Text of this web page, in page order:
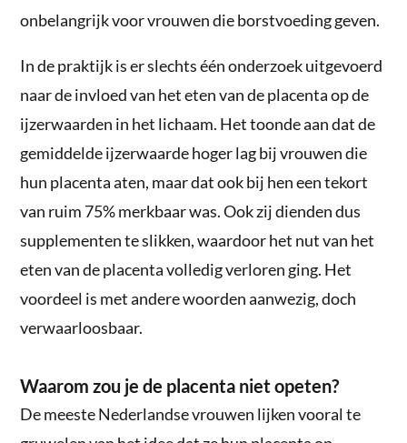
onbelangrijk voor vrouwen die borstvoeding geven.
In de praktijk is er slechts één onderzoek uitgevoerd
naar de invloed van het eten van de placenta op de
ijzerwaarden in het lichaam. Het toonde aan dat de
gemiddelde ijzerwaarde hoger lag bij vrouwen die
hun placenta aten, maar dat ook bij hen een tekort
van ruim 75% merkbaar was. Ook zij dienden dus
supplementen te slikken, waardoor het nut van het
eten van de placenta volledig verloren ging. Het
voordeel is met andere woorden aanwezig, doch
verwaarloosbaar.
Waarom zou je de placenta niet opeten?
De meeste Nederlandse vrouwen lijken vooral te